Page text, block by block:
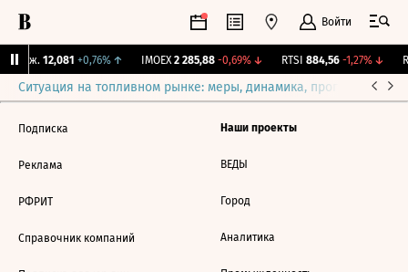
Войти
Бирж. 12,081 +0,76%↑ IMOEX 2 285,88 -0,69%↓ RTSI 884,56 -1,27%↓
Ситуация на топливном рынке: меры, динамика, прогнозы
Подписка
Реклама
РФРИТ
Справочник компаний
Наши проекты
ВЕДЫ
Город
Аналитика